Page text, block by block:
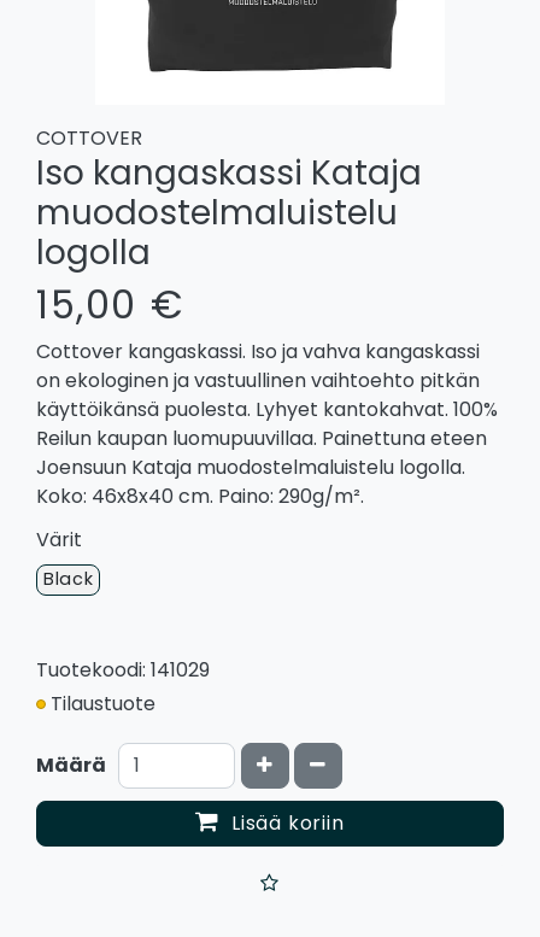
COTTOVER
Iso kangaskassi Kataja
muodostelmaluistelu
logolla
15,00 €
Cottover kangaskassi. Iso ja vahva kangaskassi
on ekologinen ja vastuullinen vaihtoehto pitkän
käyttöikänsä puolesta. Lyhyet kantokahvat. 100%
Reilun kaupan luomupuuvillaa. Painettuna eteen
Joensuun Kataja muodostelmaluistelu logolla.
Koko: 46x8x40 cm. Paino: 290g/m².
Värit
Black
Tuotekoodi: 141029
Tilaustuote
Määrä Kasvata määrää
Vähennä määrää
Lisää koriin